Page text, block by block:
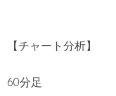
【チャート分析】
60分足